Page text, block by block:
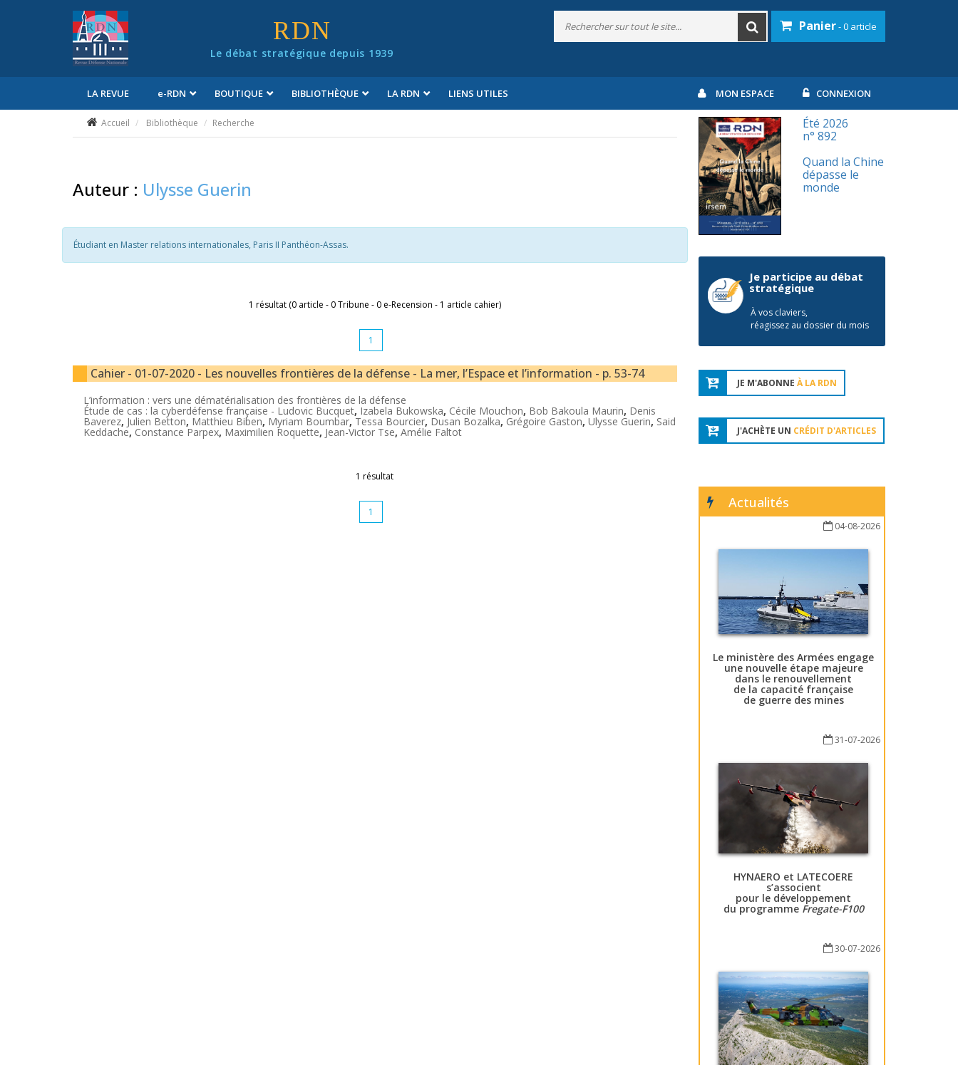
RDN
Le débat stratégique depuis 1939
Panier- 0 article
LA REVUE e-RDN BOUTIQUE BIBLIOTHÈQUE LA RDN LIENS UTILES MON ESPACE CONNEXION
Accueil Bibliothèque Recherche
Auteur : Ulysse Guerin
Étudiant en Master relations internationales, Paris II Panthéon-Assas.
1 résultat (0 article - 0 Tribune - 0 e-Recension - 1 article cahier)
1
Cahier - 01-07-2020 - Les nouvelles frontières de la défense - La mer, l’Espace et l’information - p. 53-74
L’information : vers une dématérialisation des frontières de la défense
Étude de cas : la cyberdéfense française - Ludovic Bucquet, Izabela Bukowska, Cécile Mouchon, Bob Bakoula Maurin, Denis
Baverez, Julien Betton, Matthieu Biben, Myriam Boumbar, Tessa Bourcier, Dusan Bozalka, Grégoire Gaston, Ulysse Guerin, Said
Keddache, Constance Parpex, Maximilien Roquette, Jean-Victor Tse, Amélie Faltot
1 résultat
1
Été 2026
n° 892
Quand la Chine
dépasse le
monde
Je participe au débat
stratégique
À vos claviers,
réagissez au dossier du mois
JE M'ABONNE À LA RDN
J'ACHÈTE UN CRÉDIT D'ARTICLES
Actualités
04-08-2026
Le ministère des Armées engage
une nouvelle étape majeure
dans le renouvellement
de la capacité française
de guerre des mines
31-07-2026
HYNAERO et LATECOERE
s’associent
pour le développement
du programme Fregate-F100
30-07-2026